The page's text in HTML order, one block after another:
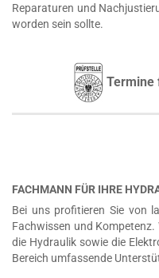
Reparaturen und
worden sein sollte.
Termine
FACHMANN FÜR IHRE
Bei uns profitieren Sie von
Fachwissen und
die Hydraulik sowie die
Bereich umfassende